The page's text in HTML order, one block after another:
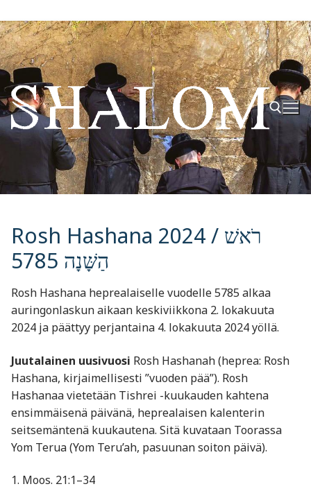
Hyppää
sisältöön
Hae:
Rosh Hashana 2024 / רֹאשׁ
הַשָּׁנָה 5785
Rosh Hashana heprealaiselle vuodelle 5785 alkaa
auringonlaskun aikaan keskiviikkona 2. lokakuuta
2024 ja päättyy perjantaina 4. lokakuuta 2024 yöllä.
Juutalainen uusivuosi Rosh Hashanah (heprea: Rosh
Hashana, kirjaimellisesti ”vuoden pää”). Rosh
Hashanaa vietetään Tishrei -kuukauden kahtena
ensimmäisenä päivänä, heprealaisen kalenterin
seitsemäntenä kuukautena. Sitä kuvataan Toorassa
Yom Terua (Yom Teru’ah, pasuunan soiton päivä).
1. Moos. 21:1–34